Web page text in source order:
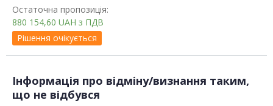
Остаточна пропозиція:
880 154,60 UAH з ПДВ
Рішення очікується
Інформація про відміну/визнання таким,
що не відбувся